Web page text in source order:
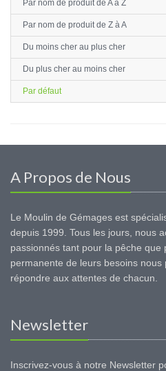
Par nom de produit de A à Z
Par nom de produit de Z à A
Du moins cher au plus cher
Du plus cher au moins cher
Par défaut
A Propos de Nous
Le Moulin de Gémages est
depuis 1999. Tous les jours, nous
passionnés tant pour la pêche
permanente de leurs besoins
répondre aux attentes de chacun.
Newsletter
Inscrivez-vous à notre Newsletter